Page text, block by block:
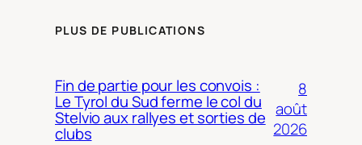
PLUS DE PUBLICATIONS
Fin de partie pour les convois :
Le Tyrol du Sud ferme le col du
Stelvio aux rallyes et sorties de
clubs
8
août
2026